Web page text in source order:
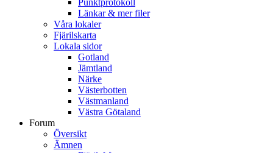
Länkar & mer filer
Våra lokaler
Fjärilskarta
Lokala sidor
Gotland
Jämtland
Närke
Västerbotten
Västmanland
Västra Götaland
Forum
Översikt
Ämnen